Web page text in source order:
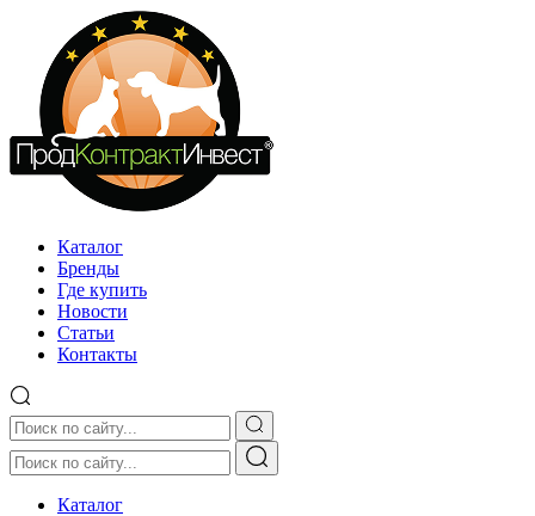
Каталог
Бренды
Где купить
Новости
Статьи
Контакты
Каталог